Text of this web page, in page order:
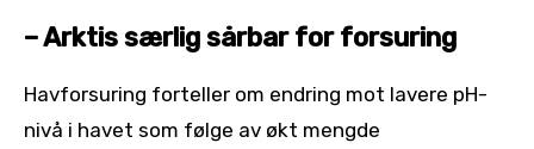
– Arktis særlig sårbar for forsuring
Havforsuring forteller om endring mot lavere pH-
nivå i havet som følge av økt mengde